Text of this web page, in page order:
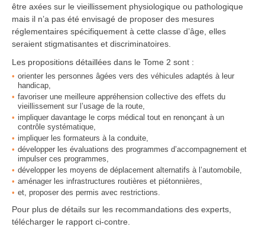
être axées sur le vieillissement physiologique ou pathologique
mais il n’a pas été envisagé de proposer des mesures
réglementaires spécifiquement à cette classe d’âge, elles
seraient stigmatisantes et discriminatoires.
Les propositions détaillées dans le Tome 2 sont :
orienter les personnes âgées vers des véhicules adaptés à leur
handicap,
favoriser une meilleure appréhension collective des effets du
vieillissement sur l’usage de la route,
impliquer davantage le corps médical tout en renonçant à un
contrôle systématique,
impliquer les formateurs à la conduite,
développer les évaluations des programmes d’accompagnement et
impulser ces programmes,
développer les moyens de déplacement alternatifs à l’automobile,
aménager les infrastructures routières et piétonnières,
et, proposer des permis avec restrictions.
Pour plus de détails sur les recommandations des experts,
télécharger le rapport ci-contre.